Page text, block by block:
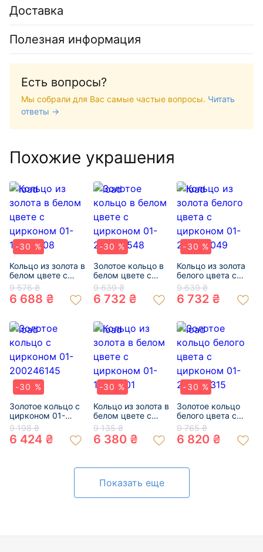
Доставка
Полезная информация
Есть вопросы?
Мы собрали для Вас самые частые вопросы. Читать
ответы →
Похожие украшения
-30 %
Кольцо из золота в
белом цвете с
цирконом 01-
19329208
9 576 ₴
6 688 ₴
-30 %
Золотое кольцо в
белом цвете с
цирконом 01-
200018548
9 639 ₴
6 732 ₴
-30 %
Кольцо из золота
белого цвета с
цирконом 01-
200214049
9 639 ₴
6 732 ₴
-30 %
Золотое кольцо с
цирконом 01-
200246145
9 198 ₴
6 424 ₴
-30 %
Кольцо из золота в
белом цвете с
цирконом 01-
19231201
9 135 ₴
6 380 ₴
-30 %
Золотое кольцо
белого цвета с
цирконом 01-
200134315
9 765 ₴
6 820 ₴
Показать еще